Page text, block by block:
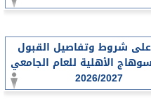
شروط وتفاصيل القبول
الأهلية للعام الجامعي
2026/2027